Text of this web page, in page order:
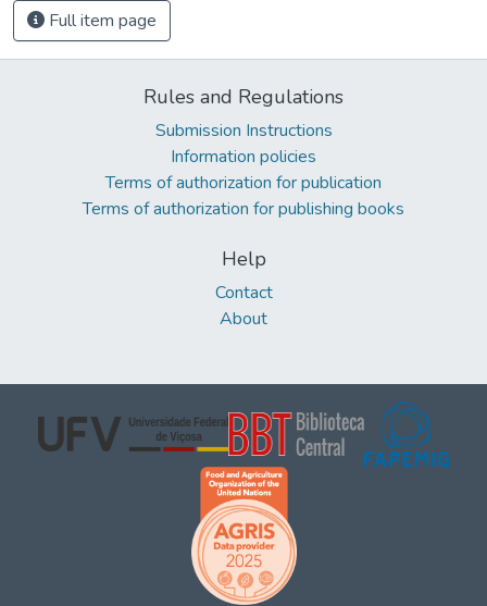
Full item page
Rules and Regulations
Submission Instructions
Information policies
Terms of authorization for publication
Terms of authorization for publishing books
Help
Contact
About